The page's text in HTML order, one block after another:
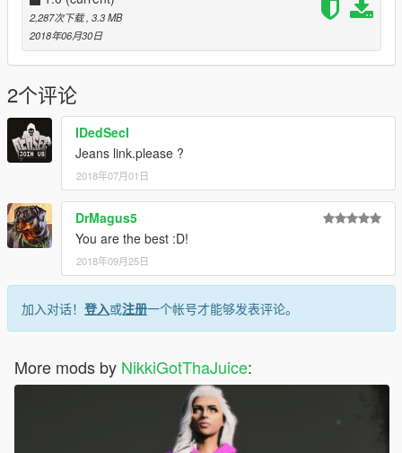
2,287次下载 , 3.3 MB
2018年06月30日
2个评论
IDedSecI
Jeans link.please ?
2018年07月01日
DrMagus5
You are the best :D!
2018年09月25日
加入对话！ 登入或注册一个帐号才能够发表评论。
More mods by NikkiGotThaJuice: